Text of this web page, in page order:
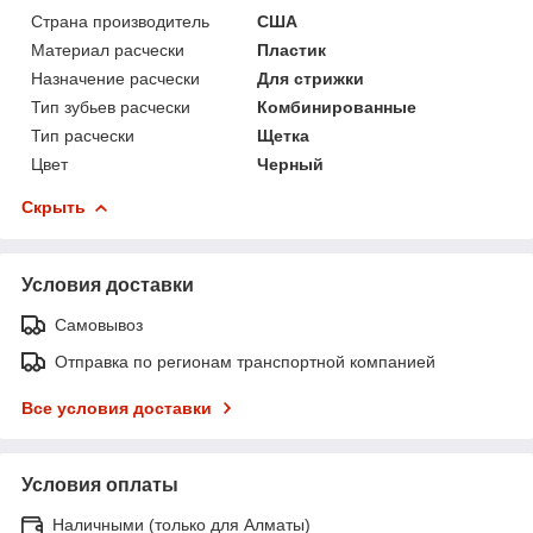
Страна производитель
США
Материал расчески
Пластик
Назначение расчески
Для стрижки
Тип зубьев расчески
Комбинированные
Тип расчески
Щетка
Цвет
Черный
Скрыть
Условия доставки
Самовывоз
Отправка по регионам транспортной компанией
Все условия доставки
Условия оплаты
Наличными (только для Алматы)